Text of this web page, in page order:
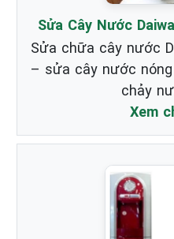
Sửa Cây Nước
Sửa chữa cây nước
– sửa cây nước
chảy
Xem